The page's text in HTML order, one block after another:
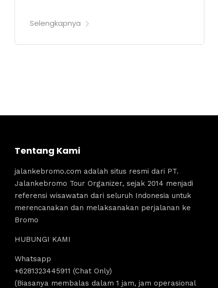
Selengkapnya
Tentang Kami
jalankebromo.com adalah situs resmi dari PT.
Jalankebromo Tour Organizer, sejak 2014 menjadi
referensi wisawatan dari seluruh Indonesia untuk
merencanakan dan melaksanakan perjalanan ke
Bromo
HUBUNGI KAMI
Whatsapp
+6281323445911 (Chat Only)
(Biasanya membalas dalam 1 jam, jam operasional